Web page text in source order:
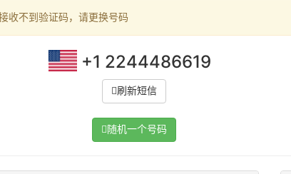
收不到验证码，请更换号码
+1 2244486619
刷新短信
随机一个号码